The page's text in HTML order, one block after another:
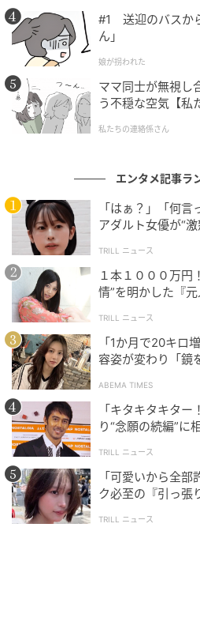
これからも俳優として、またア
界・フランスの文化・ワイン
めていけるような文化の架け
していきたいです。
■亜樹直（樹林ゆう子、樹林伸
りに思います。
漫画『神の雫』を始めたきっ
フランスワインに感動したこと
きっかけでただの飲み物では
感じたことでした。フランスワ
ば漫画『神の雫』はなかったか
叙勲を通して「フランスのワ
紹介する」役割を感じるよう
もフランスのワインの数が増
ます。
2004年の連載開始から国内ド
ーズン2、そして4月からはテ
雫』シリーズが続いていくた
らに増えるかと思います。
#1 送迎のバスか
ん」
娘が拐われた
ママ同士が無視し
う不穏な空気【私
私たちの連絡係さん
エンタメ記事ラ
「はぁ？」「何
アダルト女優が“
TRILL ニュース
１本１０００万円
情”を明かした『
TRILL ニュース
「1か月で20キロ
容姿が変わり「鏡
ABEMA TIMES
「キタキタキタ
り“念願の続編”に
TRILL ニュース
「可愛いから全
ク必至の『引っ張
TRILL ニュース